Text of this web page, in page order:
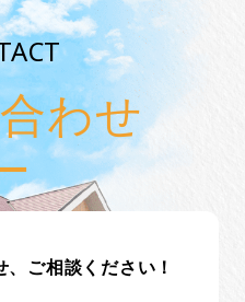
わせ
ご相談ください！